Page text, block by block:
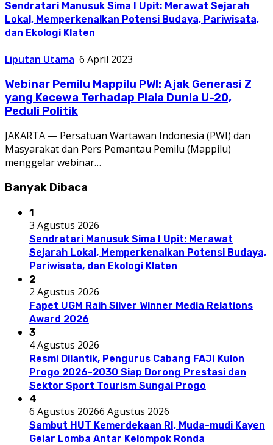
Sendratari Manusuk Sima I Upit: Merawat Sejarah
Lokal, Memperkenalkan Potensi Budaya, Pariwisata,
dan Ekologi Klaten
Liputan Utama 6 April 2023
Webinar Pemilu Mappilu PWI: Ajak Generasi Z
yang Kecewa Terhadap Piala Dunia U-20,
Peduli Politik
JAKARTA — Persatuan Wartawan Indonesia (PWI) dan
Masyarakat dan Pers Pemantau Pemilu (Mappilu)
menggelar webinar…
Banyak Dibaca
1
3 Agustus 2026
Sendratari Manusuk Sima I Upit: Merawat
Sejarah Lokal, Memperkenalkan Potensi Budaya,
Pariwisata, dan Ekologi Klaten
2
2 Agustus 2026
Fapet UGM Raih Silver Winner Media Relations
Award 2026
3
4 Agustus 2026
Resmi Dilantik, Pengurus Cabang FAJI Kulon
Progo 2026-2030 Siap Dorong Prestasi dan
Sektor Sport Tourism Sungai Progo
4
6 Agustus 20266 Agustus 2026
Sambut HUT Kemerdekaan RI, Muda-mudi Kayen
Gelar Lomba Antar Kelompok Ronda